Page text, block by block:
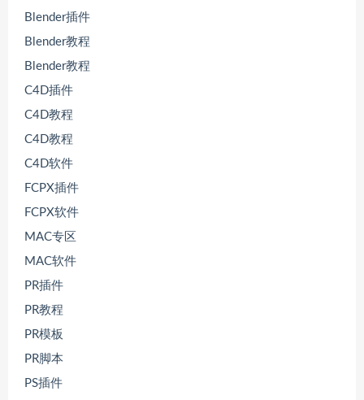
Blender插件
Blender教程
Blender教程
C4D插件
C4D教程
C4D教程
C4D软件
FCPX插件
FCPX软件
MAC专区
MAC软件
PR插件
PR教程
PR模板
PR脚本
PS插件